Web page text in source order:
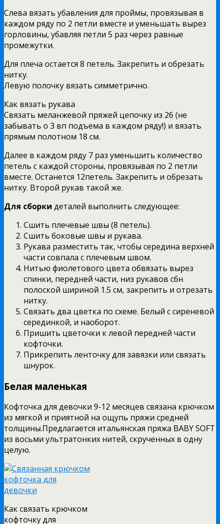
Слева вязать убавления для проймы, провязывая в
каждом ряду по 2 петли вместе и уменьшать вырез
горловины, убавляя петли 5 раз через равные
промежутки.
Для плеча остается 8 петель. Закрепить и обрезать
нитку.
Левую полочку вязать симметрично.
Как вязать рукава
Связать меланжевой пряжей цепочку из 26 (не
забывать о 3 вп подъема в каждом ряду!) и вязать
прямым полотном 18 см.
Далее в каждом ряду 7 раз уменьшить количество
петель с каждой стороны, провязывая по 2 петли
вместе. Останется 12петель. Закрепить и обрезать
нитку. Второй рукав такой же.
Для сборки деталей выполнить следующее:
Сшить плечевые швы (8 петель).
Сшить боковые швы и рукава.
Рукава разместить так, чтобы середина верхней
части совпала с плечевым швом.
Нитью фиолетового цвета обвязать вырез
спинки, передней части, низ рукавов сбн
полоской шириной 1.5 см, закрепить и отрезать
нитку.
Связать два цветка по схеме. Белый с сиреневой
серединкой, и наоборот.
Пришить цветочки к левой передней части
кофточки.
Прикрепить ленточку для завязки или связать
шнурок.
Белая маленькая
Кофточка для девочки 9-12 месяцев связана крючком
из мягкой и приятной на ощупь пряжи средней
толщины.Предлагается итальянская пряжа BABY SOFT
из восьми ультратонких нитей, скрученных в одну
целую.
Как связать крючком
кофточку для